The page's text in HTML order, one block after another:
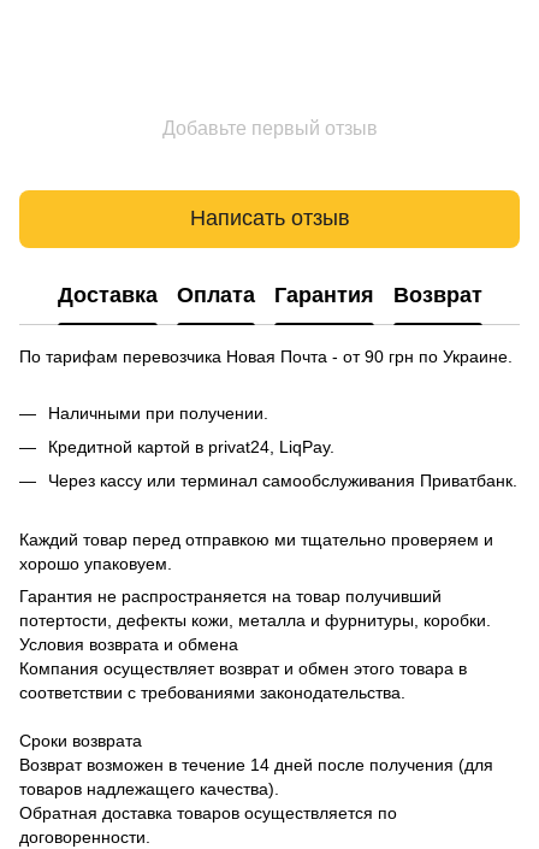
Добавьте первый отзыв
Написать отзыв
Доставка Оплата Гарантия Возврат
По тарифам перевозчика Новая Почта - от 90 грн по Украине.
Наличными при получении.
Кредитной картой в privat24, LiqPay.
Через кассу или терминал самообслуживания Приватбанк.
Каждий товар перед отправкою ми тщательно проверяем и
хорошо упаковуем.
Гарантия не распространяется на товар получивший
потертости, дефекты кожи, металла и фурнитуры, коробки.
Условия возврата и обмена
Компания осуществляет возврат и обмен этого товара в
соответствии с требованиями законодательства.
Сроки возврата
Возврат возможен в течение 14 дней после получения (для
товаров надлежащего качества).
Обратная доставка товаров осуществляется по
договоренности.